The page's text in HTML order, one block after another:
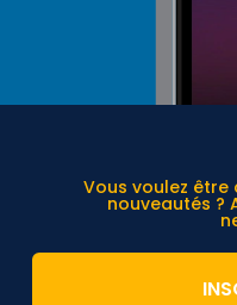
Vous voulez
nouveautés ?